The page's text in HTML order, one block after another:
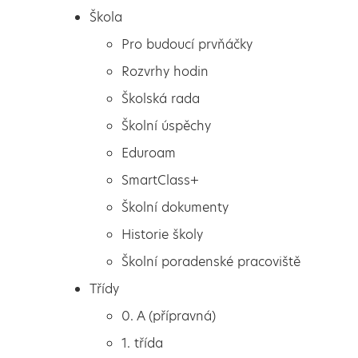
Pro budoucí prvňáčky
Rozvrhy hodin
Školská rada
Škola
Pro budoucí prvňáčky
Rozvrhy hodin
Školská rada
Školní úspěchy
Eduroam
SmartClass+
Školní dokumenty
Historie školy
Školní poradenské pracoviště
Třídy
0. A (přípravná)
1. třída
IQ Landie